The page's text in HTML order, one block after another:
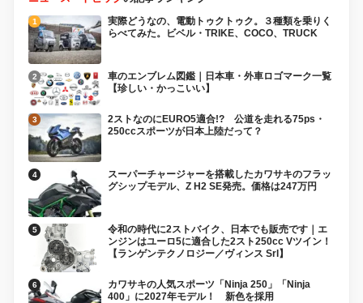
実際どうなの、電動トゥクトゥク。３種類を乗りく
らべてみた。ビベル・TRIKE、COCO、TRUCK
車のエンブレム図鑑｜日本車・外車ロゴマーク一覧
【珍しい・かっこいい】
2ストなのにEURO5適合!? 公道を走れる75ps・
250ccスポーツが日本上陸だって？
スーパーチャージャーを搭載したカワサキのフラッ
グシップモデル、Z H2 SE発売。価格は247万円
令和の時代に2ストバイク、日本でも販売です｜エ
ンジンはユーロ5に適合した2スト250cc Vツイン！
【ランゲンテクノロジー／ヴィンス Srl】
カワサキの人気スポーツ「Ninja 250」「Ninja
400」に2027年モデル！ 新色を採用